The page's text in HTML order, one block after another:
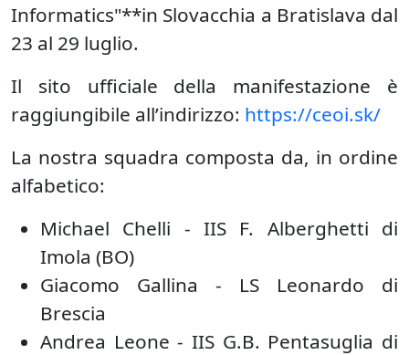
Informatics"**in Slovacchia a Bratislava dal
23 al 29 luglio.
Il sito ufficiale della manifestazione è
raggiungibile all’indirizzo: https://ceoi.sk/
La nostra squadra composta da, in ordine
alfabetico:
Michael Chelli - IIS F. Alberghetti di
Imola (BO)
Giacomo Gallina - LS Leonardo di
Brescia
Andrea Leone - IIS G.B. Pentasuglia di